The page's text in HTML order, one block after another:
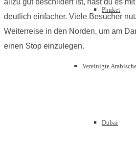
Phuket
Vereinigte
Dubai
allzu gut beschildert ist, hast du es
deutlich einfacher. Viele Besucher
Weiterreise in den Norden, um am
einen Stop einzulegen.